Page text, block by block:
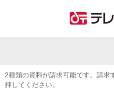
2種類の資料が請求可能です。請求
押してください。